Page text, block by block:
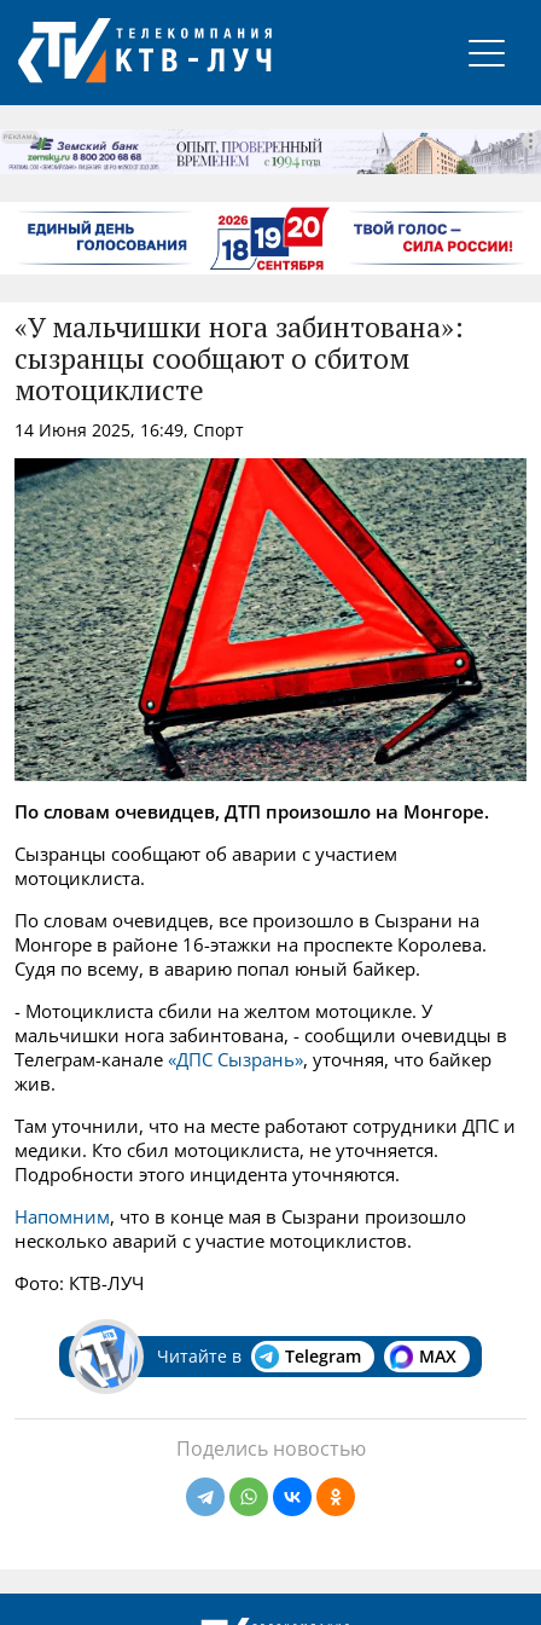
РЕКЛАМА
«У мальчишки нога забинтована»:
сызранцы сообщают о сбитом
мотоциклисте
14 Июня 2025, 16:49, Спорт
По словам очевидцев, ДТП произошло на Монгоре.
Сызранцы сообщают об аварии с участием
мотоциклиста.
По словам очевидцев, все произошло в Сызрани на
Монгоре в районе 16-этажки на проспекте Королева.
Судя по всему, в аварию попал юный байкер.
- Мотоциклиста сбили на желтом мотоцикле. У
мальчишки нога забинтована, - сообщили очевидцы в
Телеграм-канале «ДПС Сызрань», уточняя, что байкер
жив.
Там уточнили, что на месте работают сотрудники ДПС и
медики. Кто сбил мотоциклиста, не уточняется.
Подробности этого инцидента уточняются.
Напомним, что в конце мая в Сызрани произошло
несколько аварий с участие мотоциклистов.
Фото: КТВ-ЛУЧ
Читайте в Telegram MAX
Поделись новостью